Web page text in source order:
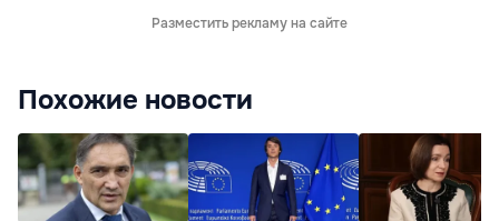
Разместить рекламу на сайте
Похожие новости